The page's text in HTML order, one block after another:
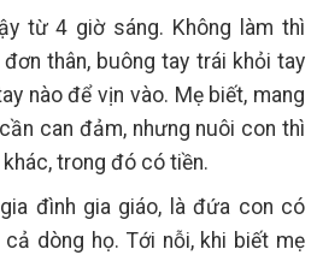
từ 4 giờ sáng. Không làm thì
thân, buông tay trái khỏi tay
nào để vịn vào. Mẹ biết, mang
can đảm, nhưng nuôi con thì
trong đó có tiền.
đình gia giáo, là đứa con có
dòng họ. Tới nỗi, khi biết mẹ